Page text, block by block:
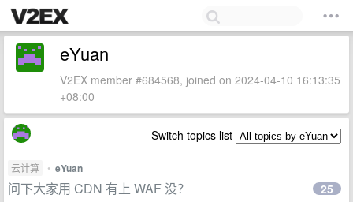
eYuan
V2EX member #684568, joined on 2024-04-10 16:13:35
+08:00
Switch topics list
云计算 • eYuan
问下大家用 CDN 有上 WAF 没？ 25